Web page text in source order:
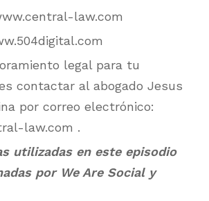
law.com
legal para tu
contactar al abogado Jesus
por correo electrónico:
law.com .
utilizadas en este episodio
por We Are Social y